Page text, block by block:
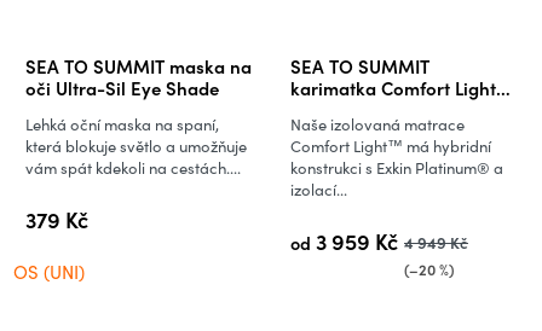
SEA TO SUMMIT maska na
oči Ultra-Sil Eye Shade
379 Kč
Lehká oční maska na spaní,
která blokuje světlo a umožňuje
vám spát kdekoli na cestách....
OS (UNI)
SEA TO SUMMIT
karimatka Comfort Light
od 3 959 Kč 4 949 Kč
(–20 %)
Naše izolovaná matrace
Comfort Light™ má hybridní
konstrukci s Exkin Platinum® a
izolací...